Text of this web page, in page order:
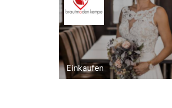
Einkaufen